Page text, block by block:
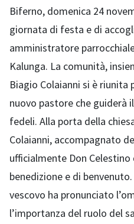
Biferno, domenica 24
giornata di festa e di
amministratore
Kalunga. La comunità,
Biagio Colaianni si è riunita
nuovo pastore che guiderà
fedeli. Alla porta della
Colaianni, accompagnato
ufficialmente Don
benedizione e di
vescovo ha pronunciato
l’importanza del ruolo del